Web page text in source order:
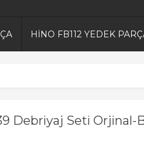
HİNO FB112 YEDEK
Debriyaj Seti Orjinal-